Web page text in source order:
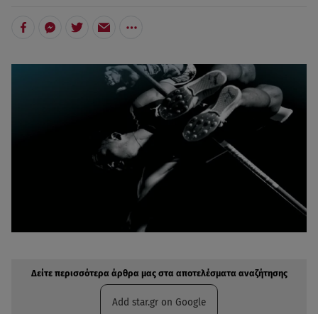
Δείτε περισσότερα άρθρα μας στα αποτελέσματα αναζήτησης
Add star.gr on Google